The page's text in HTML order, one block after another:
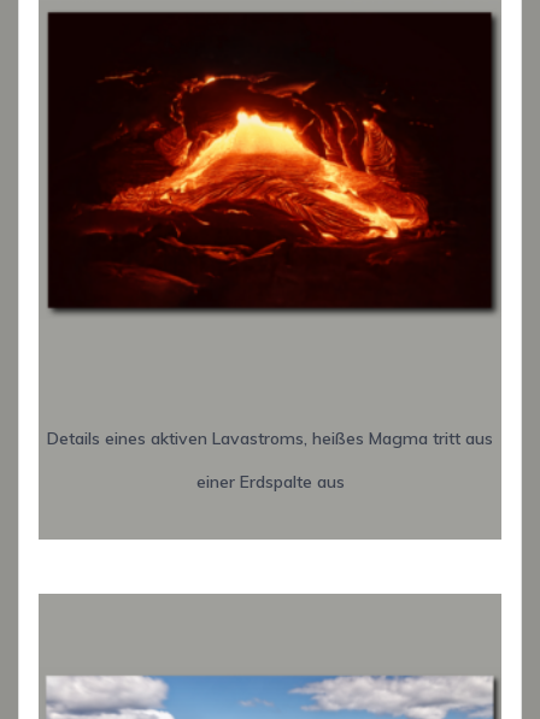
Details eines aktiven Lavastroms, heißes Magma tritt aus
einer Erdspalte aus